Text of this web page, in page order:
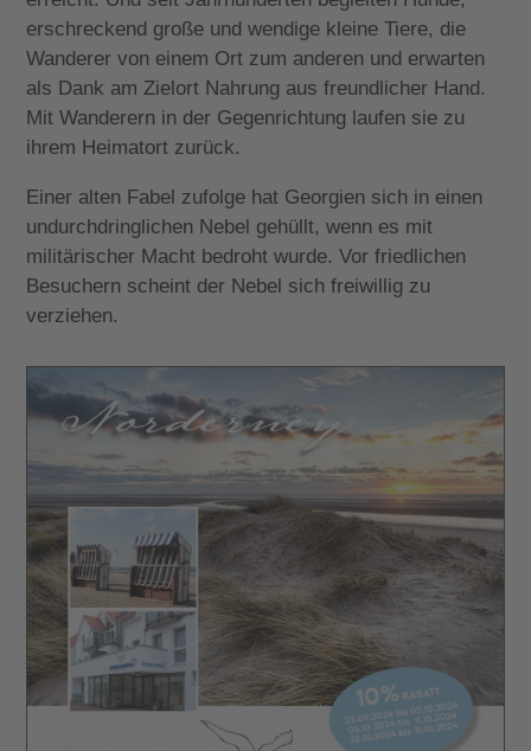
erschreckend große und wendige kleine Tiere, die
Wanderer von einem Ort zum anderen und erwarten
als Dank am Zielort Nahrung aus freundlicher Hand.
Mit Wanderern in der Gegenrichtung laufen sie zu
ihrem Heimatort zurück.
Einer alten Fabel zufolge hat Georgien sich in einen
undurchdringlichen Nebel gehüllt, wenn es mit
militärischer Macht bedroht wurde. Vor friedlichen
Besuchern scheint der Nebel sich freiwillig zu
verziehen.